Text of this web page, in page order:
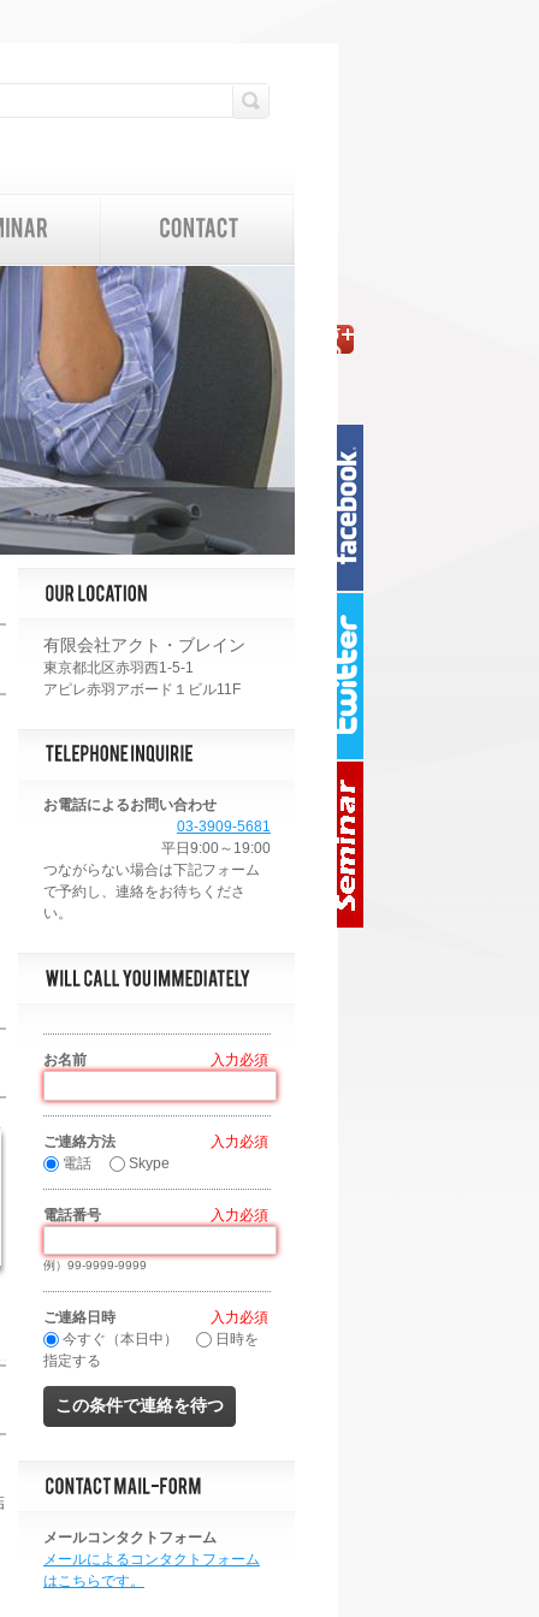
有限会社アクト・ブレイン
東京都北区赤羽西1-5-1
アピレ赤羽アボード１ビル11F
お電話によるお問い合わせ
03-3909-5681
平日9:00～19:00
お名前
ご連絡方法
電話
Skype
電話番号
例）99-9999-9999
ご連絡日時
今すぐ（本日中）
日時を
指定する
メールコンタクトフォーム
メールによるコンタクトフォーム
はこちらです。